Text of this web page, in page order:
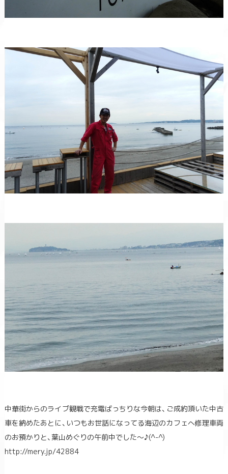
中華街からのライブ観戦で充電ばっちりな今朝は、ご成約頂いた中古
車を納めたあとに、いつもお世話になってる海辺のカフェへ修理車両
のお預かりと、葉山めぐりの午前中でした～♪(^-^)
http://mery.jp/42884